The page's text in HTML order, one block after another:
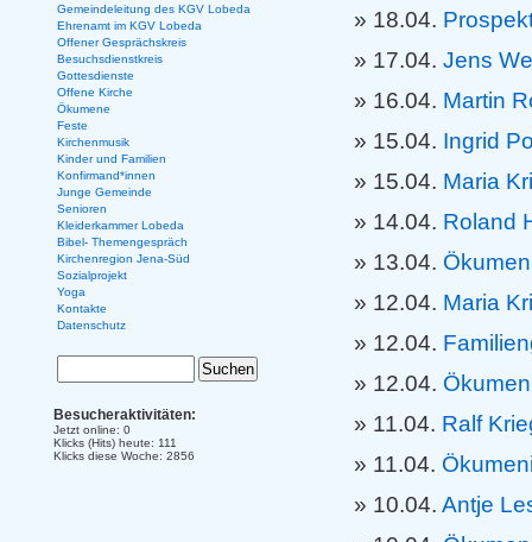
18.04.
17.04. Jens
16.04. Martin
15.04. Ingrid
15.04. Maria
14.04. Roland
13.04.
12.04. Maria
12.04.
12.04.
11.04. Ralf
11.04.
10.04. Antje
Gemeindeleitung des KGV Lobeda
Ehrenamt im KGV Lobeda
Offener Gesprächskreis
Besuchsdienstkreis
Gottesdienste
Offene Kirche
Ökumene
Feste
Kirchenmusik
Kinder und Familien
Konfirmand*innen
Junge Gemeinde
Senioren
Kleiderkammer Lobeda
Bibel- Themengespräch
Kirchenregion Jena-Süd
Sozialprojekt
Yoga
Kontakte
Datenschutz
Besucheraktivitäten:
Jetzt online: 0
Klicks (Hits) heute: 111
Klicks diese Woche: 2856